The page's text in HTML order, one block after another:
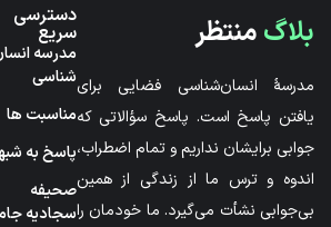
بلاگمنتظر
مدرسۀ انسان‌شناسی فضایی برای
یافتن پاسخ است. پاسخ سؤالاتی که
جوابی برایشان نداریم و تمام اضطراب،
اندوه و ترس ما از زندگی از همین
بی‌جوابی نشأت می‌گیرد. ما خودمان را
دسترسی
سریع
مدرسه
شناسی
مناسبت ها
پاسخ به
صحیفه
سجادیه